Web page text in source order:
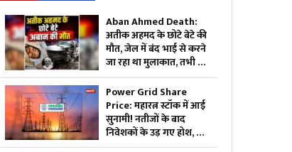
Aban Ahmed Death:
अतीक अहमद के छोटे बेटे की
मौत, जेल में बंद भाई से करने
जा रहा था मुलाकात, तभी हो
गया ये कांड
Power Grid Share
Price: महारत्न स्टॉक में आई
सुनामी! नतीजों के बाद
निवेशकों के उड़ गए होश, क्या
अब और टूटेगा शेयर या